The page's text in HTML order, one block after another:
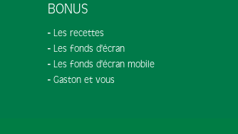
BONUS
Les recettes
Les fonds d'écran
Les fonds d'écran mobile
Gaston et vous